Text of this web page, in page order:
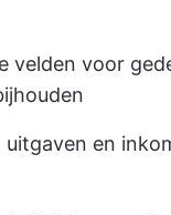
velden voor
uitgaven en